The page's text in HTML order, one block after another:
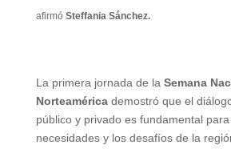
afirmó Steffania Sánchez.
La primera jornada de la Semana
Norteamérica demostró que el
público y privado es fundamental
necesidades y los desafíos de la